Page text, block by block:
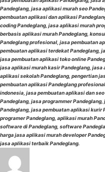
Pandeglang, jasa aplikasi murah seo
pembuatan aplikasi dan aplikasi
coding Pandeglang, jasa aplikasi murah
berbasis aplikasi murah Pandeglang,
Pandeglang profesional, jasa pembuatan
pembuatan aplikasi terdekat Pandeglang,
jasa pembuatan aplikasi toko online
jasa aplikasi murah kasir Pandeglang,
aplikasi sekolah Pandeglang, pengertian
pembuatan aplikasi Pandeglang
indonesia, jasa pembuatan aplikasi dan
Pandeglang, jasa programmer
Pandeglang, jasa pembuatan aplikasi kurir
programer Pandeglang, aplikasi murah
software di Pandeglang, software
harga jasa aplikasi murah developer
jasa aplikasi terbaik Pandeglang.